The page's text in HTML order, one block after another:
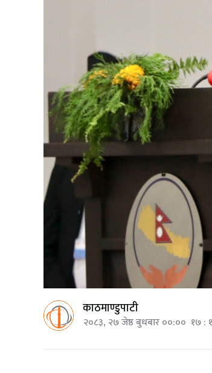
काठमाण्डुपाटी
२०८३, २७ जेष्ठ बुधबार ००:०० १७